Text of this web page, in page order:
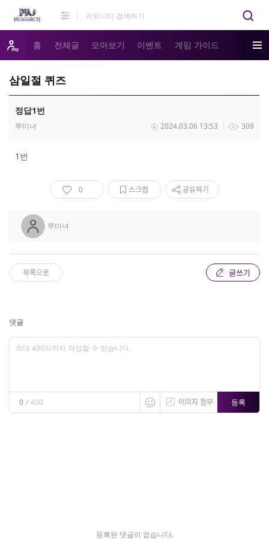
홈 전체글 모아보기 이벤트 게임 가이드
삼일절 퀴즈
정답1번
쭈미녀 309
2024.03.06 13:53
1번
0 스크랩 공유하기
쭈미녀
목록으로 글쓰기
댓글
0 / 400 이미지 첨부 등록
등록된 댓글이 없습니다.